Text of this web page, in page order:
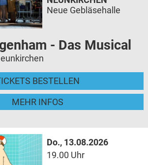
- Das Musical
BESTELLEN
MEHR INFOS
Neue Gebläsehalle
Do., 13.08.2026
19.00 Uhr